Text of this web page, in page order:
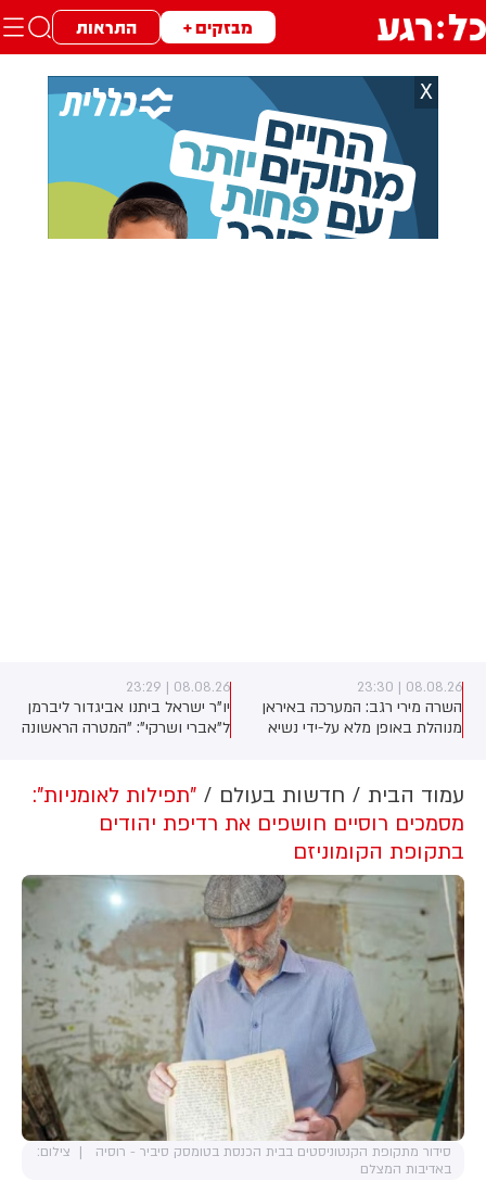
מבזקים + התראות
X
08.08.26 | 23:29
יו"ר ישראל ביתנו אביגדור ליברמן
ל"אברי ושרקי": "המטרה הראשונה
יקריב ניצחון בבחירות על מזבח
אמביציות אישיות. לא יהיו מאבקים
ולא תככים. אנחנו אנשים אחראים"
08.08.26 | 23:18
קנדה: מצב חירום הוכרז
בקולומביה הבריטית בעקבות
עמוד הבית חדשות בעולם
"תפילות לאומניות":
מסמכים רוסיים חושפים את רדיפת יהודים
בתקופת הקומוניזם
סידור מתקופת הקנטוניסטים בבית הכנסת בטומסק סיביר - רוסיה
צילום:
באדיבות המצלם